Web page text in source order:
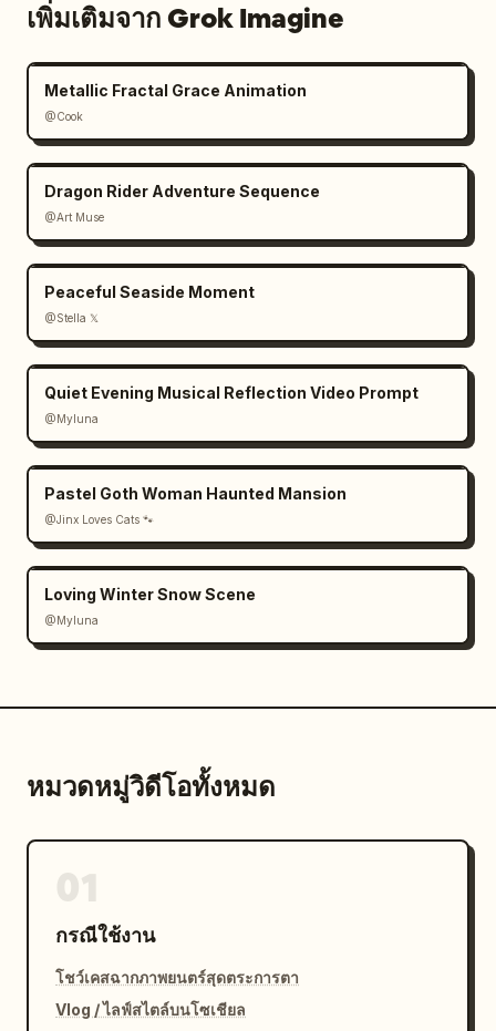
เพิ่มเติมจาก Grok Imagine
Metallic Fractal Grace Animation
@Cook
Dragon Rider Adventure Sequence
@Art Muse
Peaceful Seaside Moment
@Stella 𝕏
Quiet Evening Musical Reflection Video Prompt
@Myluna
Pastel Goth Woman Haunted Mansion
@Jinx Loves Cats 🐾
Loving Winter Snow Scene
@Myluna
หมวดหมู่วิดีโอทั้งหมด
กรณีใช้งาน
โชว์เคสฉากภาพยนตร์สุดตระการตา
Vlog / ไลฟ์สไตล์บนโซเชียล